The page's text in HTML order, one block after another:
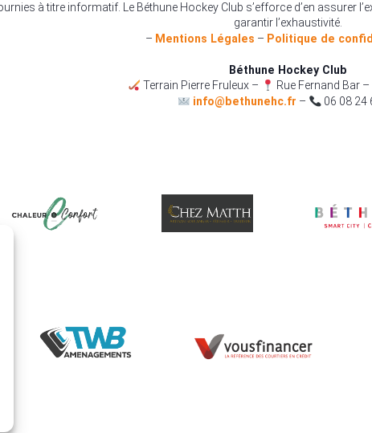
à titre informatif. Le Béthune Hockey Club s’efforce d’en assurer
garantir l’exhaustivité.
– Mentions Légales – Politique de
Béthune Hockey Club
Terrain Pierre Fruleux –
Rue Fernand Bar
info@bethunehc.fr – 06 08 24